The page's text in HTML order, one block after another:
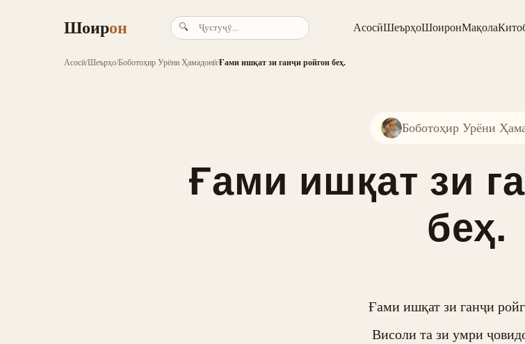
Шоирон 🔍 АсосӣШеърҳоШоиронМақола
Асосӣ/Шеърҳо/Боботоҳир Урёни Ҳамадонӣ/Ғами ишқат зи ганҷи ройгон беҳ.
Боботоҳир Урёни
Ғами ишқат зи
беҳ.
Ғами ишқат зи ганҷи
Висоли та зи умри